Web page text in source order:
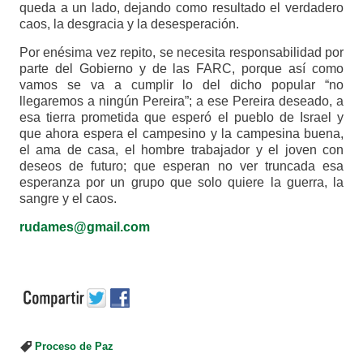
queda a un lado, dejando como resultado el verdadero
caos, la desgracia y la desesperación.
Por enésima vez repito, se necesita responsabilidad por
parte del Gobierno y de las FARC, porque así como
vamos se va a cumplir lo del dicho popular “no
llegaremos a ningún Pereira”; a ese Pereira deseado, a
esa tierra prometida que esperó el pueblo de Israel y
que ahora espera el campesino y la campesina buena,
el ama de casa, el hombre trabajador y el joven con
deseos de futuro; que esperan no ver truncada esa
esperanza por un grupo que solo quiere la guerra, la
sangre y el caos.
rudames@gmail.com
Proceso de Paz